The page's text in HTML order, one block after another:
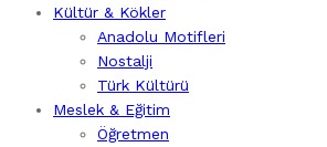
Kültür & Kökler
Anadolu Motifleri
Nostalji
Türk Kültürü
Meslek & Eğitim
Öğretmen